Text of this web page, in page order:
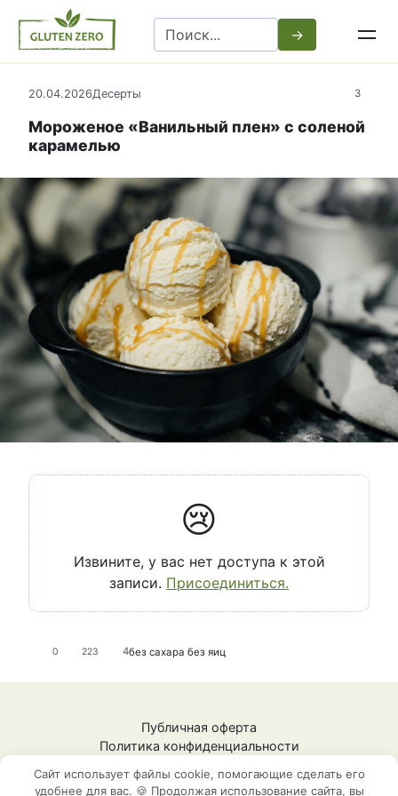
контенту
Search
for:
3
20.04.2026Десерты
Мороженое «Ванильный плен» с соленой
карамелью
😢
Извините, у вас нет доступа к этой
записи. Присоединиться.
0 223 4без сахара без яиц
Публичная оферта
Политика конфиденциальности
ИНН: 592009148101
Сайт использует файлы cookie, помогающие сделать его
удобнее для вас. 🍪 Продолжая использование сайта, вы